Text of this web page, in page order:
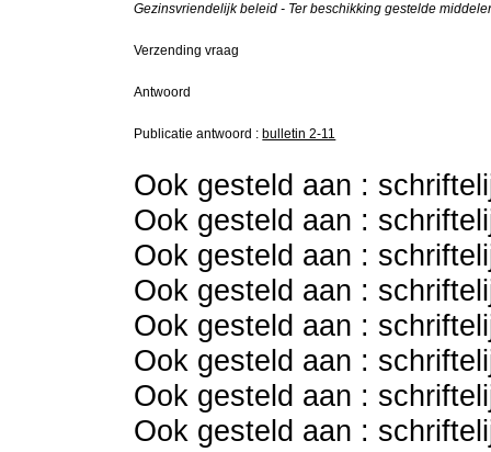
Gezinsvriendelijk beleid - Ter beschikking gestelde
Verzending vraag
Antwoord
Publicatie antwoord : bulletin 2-11
Ook gesteld aan :
Ook gesteld aan :
Ook gesteld aan :
Ook gesteld aan :
Ook gesteld aan :
Ook gesteld aan :
Ook gesteld aan :
Ook gesteld aan :